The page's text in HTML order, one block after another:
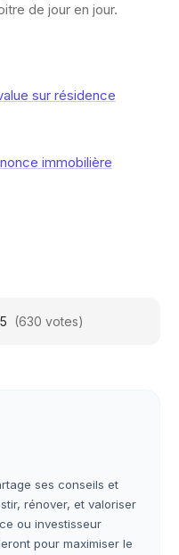
de jour en jour.
sur résidence
immobilière
(630 votes)
ses conseils et
rénover, et valoriser
ou investisseur
pour maximiser le